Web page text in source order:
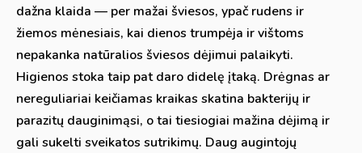
dažna klaida — per mažai šviesos, ypač rudens ir
žiemos mėnesiais, kai dienos trumpėja ir vištoms
nepakanka natūralios šviesos dėjimui palaikyti.
Higienos stoka taip pat daro didelę įtaką. Drėgnas ar
nereguliariai keičiamas kraikas skatina bakterijų ir
parazitų dauginimąsi, o tai tiesiogiai mažina dėjimą ir
gali sukelti sveikatos sutrikimų. Daug augintojų